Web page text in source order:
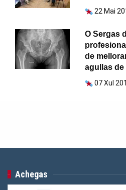
22 Mai
O Sergas
de
agullas
07 Xul
Achegas